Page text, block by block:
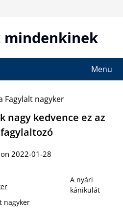
mindenkinek
Menu
nagy kedvence ez az
2022-01-28
nagyker
A nyári
kánikulát